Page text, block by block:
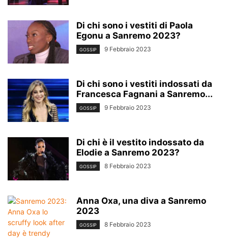
Di chi sono i vestiti di Paola
Egonu a Sanremo 2023?
GOSSIP 9 Febbraio 2023
Di chi sono i vestiti indossati da
Francesca Fagnani a Sanremo...
GOSSIP 9 Febbraio 2023
Di chi è il vestito indossato da
Elodie a Sanremo 2023?
GOSSIP 8 Febbraio 2023
Anna Oxa, una diva a Sanremo
2023
GOSSIP 8 Febbraio 2023